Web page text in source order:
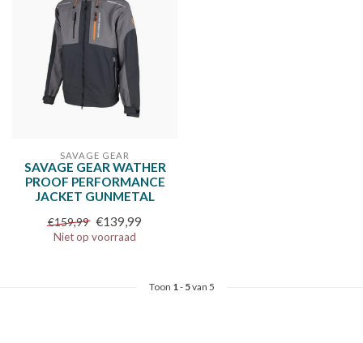
SAVAGE GEAR
SAVAGE GEAR WATHER
PROOF PERFORMANCE
JACKET GUNMETAL
€159,99 €139,99
Niet op voorraad
Toon 1- 5van 5